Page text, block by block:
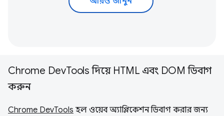
Chrome DevTools দিয়ে HTML এবং DOM ডিবাগ
করুন
Chrome DevTools হল ওয়েব অ্যাপ্লিকেশন ডিবাগ করার জন্য